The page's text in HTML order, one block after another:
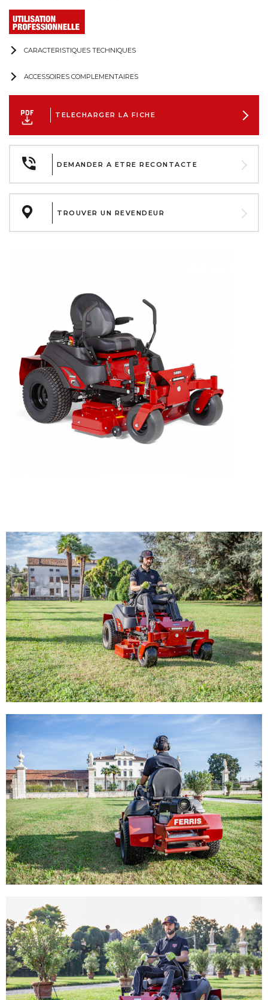
CARACTERISTIQUES TECHNIQUES
ACCESSOIRES COMPLEMENTAIRES
TELECHARGER LA FICHE
DEMANDER A ETRE RECONTACTE
TROUVER UN REVENDEUR